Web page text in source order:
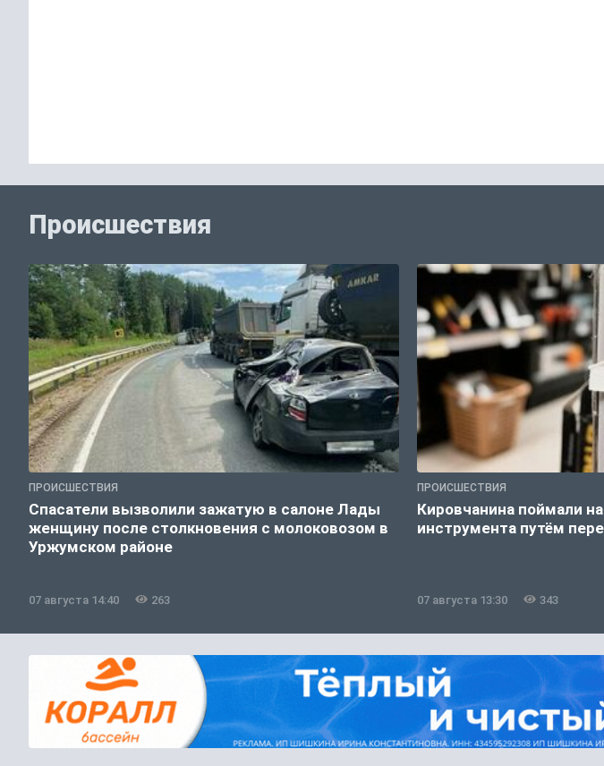
Происшествия
ПРОИСШЕСТВИЯ
Спасатели вызволили зажатую в салоне Лады
женщину после столкновения с молоковозом в
Уржумском районе
07 августа 14:40 263
ПРОИСШЕСТВИЯ
Кировчанина поймали
инструмента путём
07 августа 13:30 343